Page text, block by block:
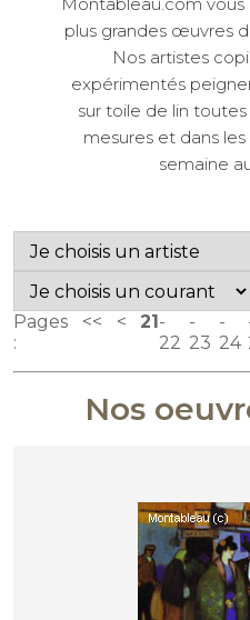
Montableau.com
plus grandes œuvres
Nos artistes
expérimentés
sur toile de lin
mesures et dans
semaine
Pages
:
<< <
21
22 23 24
Nos